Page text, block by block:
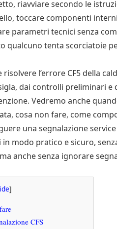
riavviare secondo le
toccare componenti
parametri tecnici senza
qualcuno tenta scorciatoie
l’errore CF5 della
dai controlli preliminari e
Vedremo anche
cosa non fare, come
una segnalazione service
modo pratico e sicuro,
anche senza ignorare
]
CFS